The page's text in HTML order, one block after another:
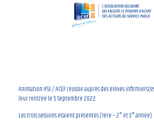
Animation IFSI / ACEF réussie auprès des élèves
leur rentrée le 5 Septembre 2022.
Les trois sessions étaient présentes (1ère – 2° et 3° année).